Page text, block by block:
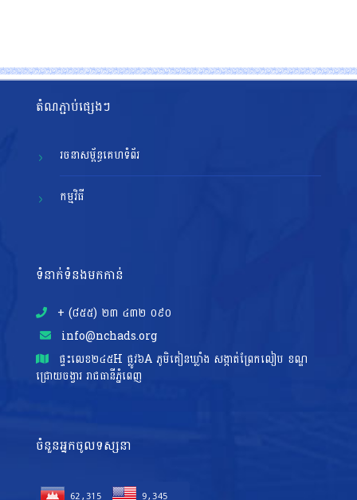
តំណភ្ជាប់ផ្សេងៗ
រចនាសម្ព័ន្ធគេហទំព័រ
កម្មវិធី
ទំនាក់ទំនងមកកាន់
+ (៨៥៥)​ ២៣​ ៤៣២ ០៩០
info@nchads.org
ផ្ទះ​លេខ២៤៥H ផ្លូវ៦A ភូមិគៀនឃ្លាំង សង្កាត់ព្រែកលៀប ខណ្ឌ
ជ្រោយចង្វារ រាជធានីភ្នំពេញ
ចំនួនអ្នកចូលទស្សនា